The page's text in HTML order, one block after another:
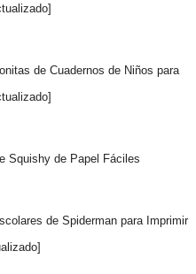
de Cuadernos de Niños para
Squishy de Papel Fáciles
de Spiderman para Imprimir